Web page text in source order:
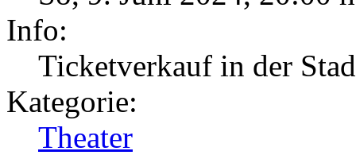
Info:
Ticketverkauf in der
Kategorie:
Theater